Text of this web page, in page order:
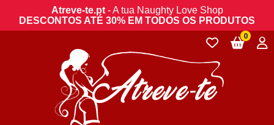
Atreve-te.pt- A tua Naughty Love Shop
DESCONTOS ATÉ 30% EM TODOS OS PRODUTOS
0